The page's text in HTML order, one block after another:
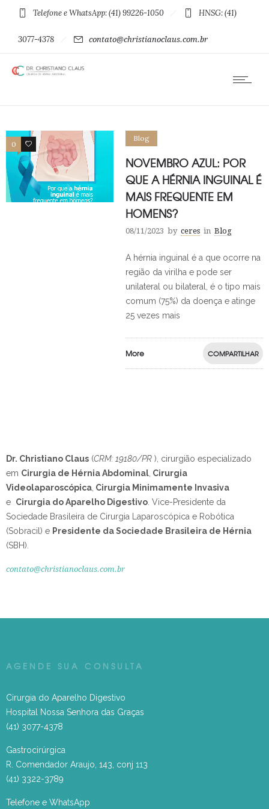
Telefone e WhatsApp: (41) 99226-1050 HNSG: (41)
3077-4378 contato@christianoclaus.com.br
0 1
Blog
NOVEMBRO AZUL: POR
QUE A HÉRNIA INGUINAL É
MAIS FREQUENTE EM
HOMENS?
08/11/2023 by ceres in Blog
A hérnia inguinal é a que ocorre na
região da virilha e pode ser
unilateral ou bilateral, é o tipo mais
comum (75%) da doença e atinge
25 vezes mais
More COMPARTILHAR
Dr. Christiano Claus (CRM: 19180/PR ), cirurgião especializado
em Cirurgia de Hérnia Abdominal Cirurgia
Videolaparoscópica Cirurgia Minimamente Invasiva
e Cirurgia do Aparelho Digestivo Vice-Presidente da
Sociedade Brasileira de Cirurgia Laparoscópica e Robótica
(Sobracil) e Presidente da Sociedade Brasileira de Hérnia
(SBH).
contato@christianoclaus.com.br
AGENDE SUA CONSULTA
Cirurgia do Aparelho Digestivo
Hospital Nossa Senhora das Graças
(41) 3077-4378
Gastrocirúrgica
R. Comendador Araujo, 143, conj 113
(41) 3322-3789
Telefone e WhatsApp